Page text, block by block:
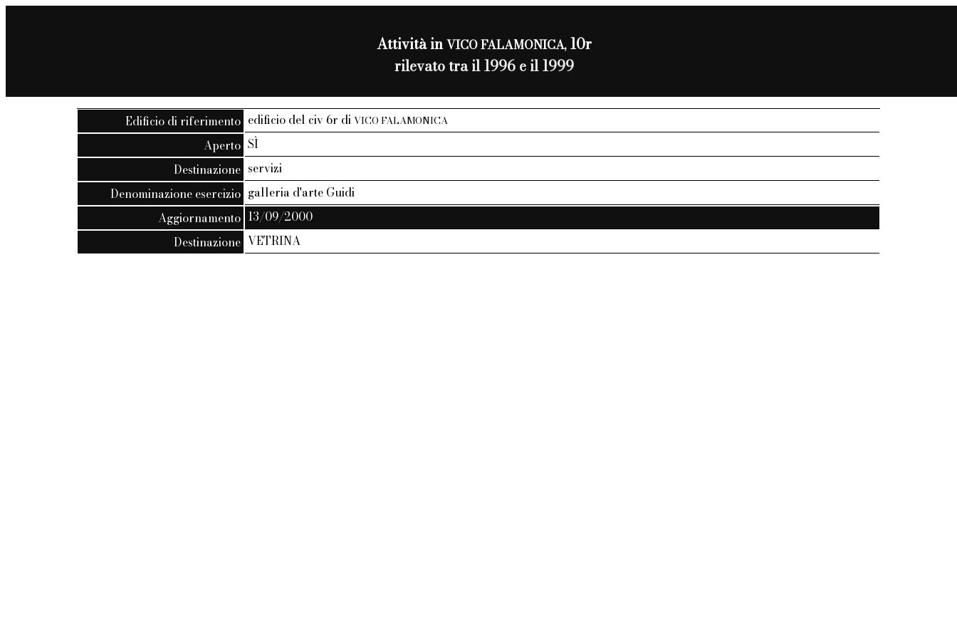
Attività inVICO FALAMONICA,10r
rilevato tra il 1996 e il 1999
Edificio di riferimento edificio del civ 6r diVICO FALAMONICA
Aperto SÌ
Destinazione servizi
Denominazione esercizio galleria d'arte Guidi
Aggiornamento 13/09/2000
Destinazione VETRINA